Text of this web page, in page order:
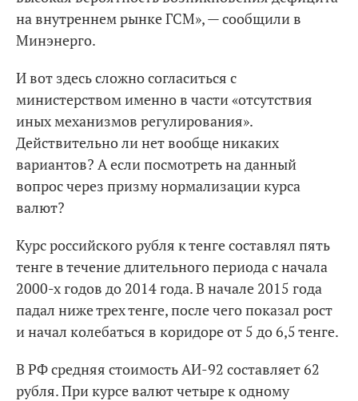
на внутреннем рынке ГСМ», — сообщили в
Минэнерго.
И вот здесь сложно согласиться с
министерством именно в части «отсутствия
иных механизмов регулирования».
Действительно ли нет вообще никаких
вариантов? А если посмотреть на данный
вопрос через призму нормализации курса
валют?
Курс российского рубля к тенге составлял пять
тенге в течение длительного периода с начала
2000-х годов до 2014 года. В начале 2015 года
падал ниже трех тенге, после чего показал рост
и начал колебаться в коридоре от 5 до 6,5 тенге.
В РФ средняя стоимость АИ-92 составляет 62
рубля. При курсе валют четыре к одному